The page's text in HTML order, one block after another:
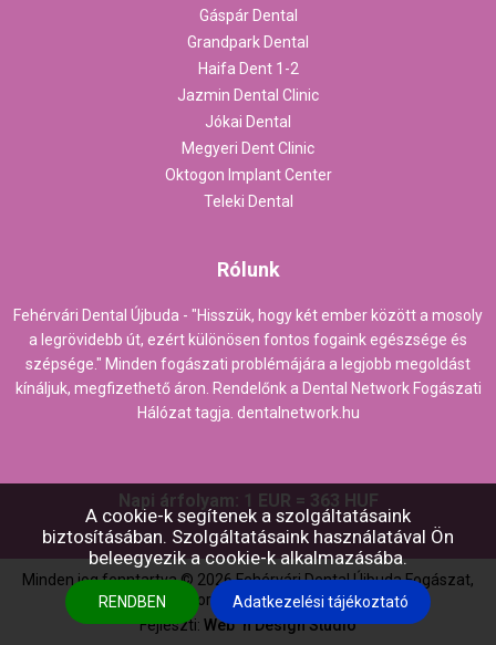
A cookie-k segítenek a szolgáltatásaink
biztosításában. Szolgáltatásaink használatával Ön
beleegyezik a cookie-k alkalmazásába.
RENDBEN Adatkezelési tájékoztató
Gáspár Dental
Grandpark Dental
Haifa Dent 1-2
Jazmin Dental Clinic
Jókai Dental
Megyeri Dent Clinic
Oktogon Implant Center
Teleki Dental
Rólunk
Fehérvári Dental Újbuda - "Hisszük, hogy két ember között a mosoly
a legrövidebb út, ezért különösen fontos fogaink egészsége és
szépsége." Minden fogászati problémájára a legjobb megoldást
kínáljuk, megfizethető áron. Rendelőnk a Dental Network Fogászati
Hálózat tagja. dentalnetwork.hu
Napi árfolyam: 1 EUR = 363 HUF
Minden jog fenntartva © 2026Fehérvári Dental Újbuda Fogászat,
Fogorvos Budapesten
Fejleszti: Web `n Design Studio